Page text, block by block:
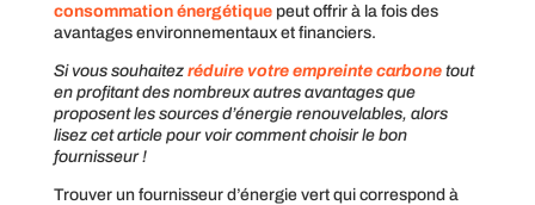
consommation énergétiquepeut offrir à la fois des
avantages environnementaux et financiers.
Si vous souhaitez réduire votre empreinte carbonetout
en profitant des nombreux autres avantages que
proposent les sources d’énergie renouvelables, alors
lisez cet article pour voir comment choisir le bon
fournisseur !
Trouver un fournisseur d’énergie vert qui correspond à